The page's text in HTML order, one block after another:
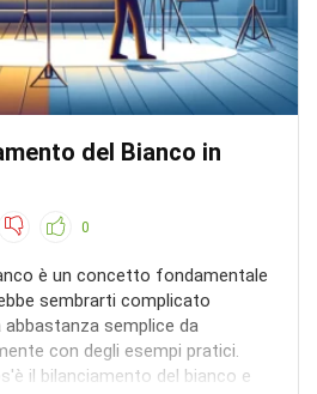
del Bianco in
0
è un concetto fondamentale
sembrarti complicato
semplice da
con degli esempi pratici.
il bilanciamento del bianco e